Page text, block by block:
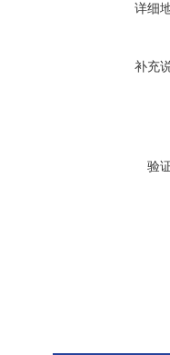
详细
补充
验